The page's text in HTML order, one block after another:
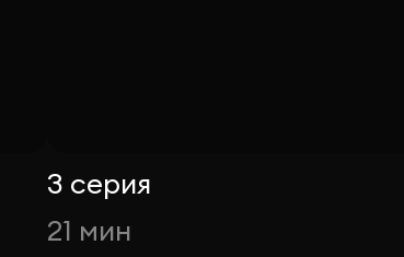
3 серия
21 мин